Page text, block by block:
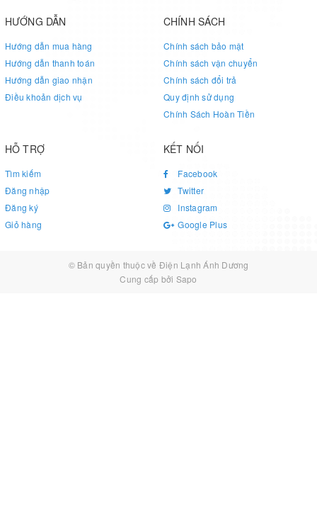
HƯỚNG DẪN
Hướng dẫn mua hàng
Hướng dẫn thanh toán
Hướng dẫn giao nhận
Điều khoản dịch vụ
CHÍNH SÁCH
Chính sách bảo mật
Chính sách vận chuyển
Chính sách đổi trả
Quy định sử dụng
Chính Sách Hoàn Tiền
HỖ TRỢ
Tìm kiếm
Đăng nhập
Đăng ký
Giỏ hàng
KẾT NỐI
Facebook
Twitter
Instagram
Google Plus
© Bản quyền thuộc về Điện Lạnh Ánh Dương
Cung cấp bởi Sapo